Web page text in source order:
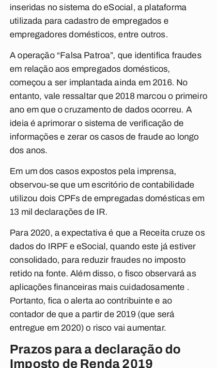
inseridas no sistema do eSocial, a plataforma
utilizada para cadastro de empregados e
empregadores domésticos, entre outros.
A operação “Falsa Patroa”, que identifica fraudes
em relação aos empregados domésticos,
começou a ser implantada ainda em 2016. No
entanto, vale ressaltar que 2018 marcou o primeiro
ano em que o cruzamento de dados ocorreu. A
ideia é aprimorar o sistema de verificação de
informações e zerar os casos de fraude ao longo
dos anos.
Em um dos casos expostos pela imprensa,
observou-se que um escritório de contabilidade
utilizou dois CPFs de empregadas domésticas em
13 mil declarações de IR.
Para 2020, a expectativa é que a Receita cruze os
dados do IRPF e eSocial, quando este já estiver
consolidado, para reduzir fraudes no imposto
retido na fonte. Além disso, o fisco observará as
aplicações financeiras mais cuidadosamente .
Portanto, fica o alerta ao contribuinte e ao
contador de que a partir de 2019 (que será
entregue em 2020) o risco vai aumentar.
Prazos para a declaração do
Imposto de Renda 2019